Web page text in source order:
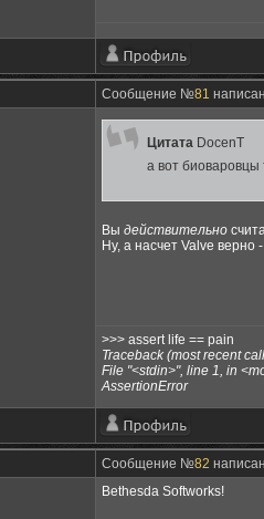
Сообщение №81
Цитата DocenT
а вот биоваровцы
Вы действительно
Ну, а насчет Valve верно
>>> assert life == pain
Traceback (most recent
File "<stdin>", line 1, in
AssertionError
Сообщение №82
Bethesda Softworks!